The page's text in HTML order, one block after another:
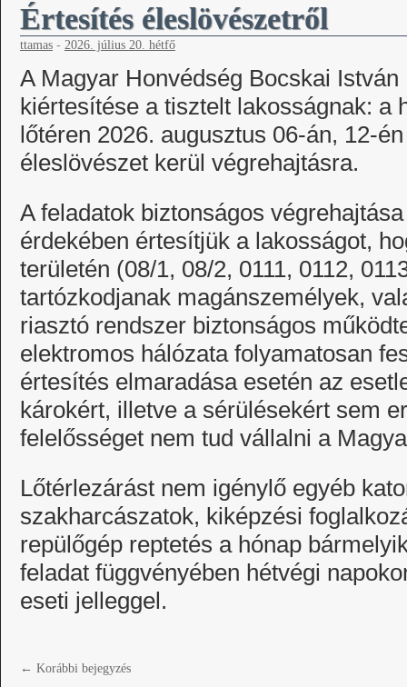
Értesítés éleslövészetről
ttamas - 2026. július 20. hétfő
A Magyar Honvédség Bocskai
kiértesítése a tisztelt lakosságnak: a
lőtéren 2026. augusztus 06-án, 12-
éleslövészet kerül végrehajtásra.
A feladatok biztonságos
érdekében értesítjük a lakosságot,
területén (08/1, 08/2, 0111, 0112,
tartózkodjanak magánszemélyek,
riasztó rendszer biztonságos
elektromos hálózata folyamatosan
értesítés elmaradása esetén az
károkért, illetve a sérülésekért sem
felelősséget nem tud vállalni a
Lőtérlezárást nem igénylő egyéb
szakharcászatok, kiképzési
repülőgép reptetés a hónap
feladat függvényében hétvégi
eseti jelleggel.
← Korábbi bejegyzés